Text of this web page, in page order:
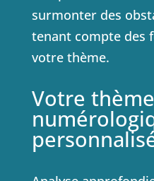
surmonter des
tenant compte des
votre thème.
Votre thème